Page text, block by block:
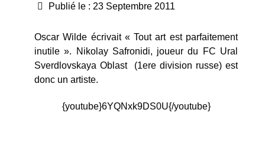
Publié le : 23 Septembre 2011
Oscar Wilde écrivait « Tout art est parfaitement
inutile ». Nikolay Safronidi, joueur du FC Ural
Sverdlovskaya Oblast (1ere division russe) est
donc un artiste.
{youtube}6YQNxk9DS0U{/youtube}